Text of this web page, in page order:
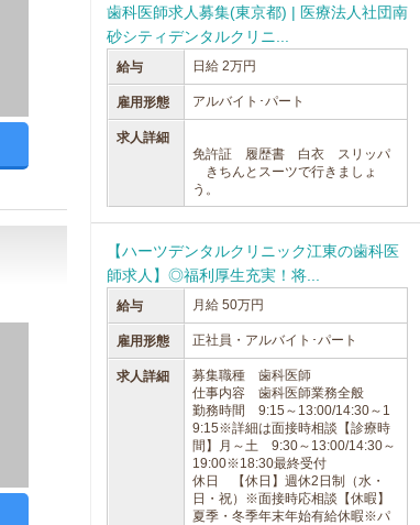
歯科医師求人募集(東京都) | 医療法人社団南
砂シティデンタルクリニ...
給与 日給 2万円
雇用形態 アルバイト･パート
求人詳細
免許証 履歴書 白衣 スリッパ
きちんとスーツで行きましょ
う。
【ハーツデンタルクリニック江東の歯科医
師求人】◎福利厚生充実！将...
給与 月給 50万円
雇用形態 正社員・アルバイト･パート
求人詳細
募集職種 歯科医師
仕事内容 歯科医師業務全般
勤務時間 9:15～13:00/14:30～1
9:15※詳細は面接時相談【診療時
間】月～土 9:30～13:00/14:30～
19:00※18:30最終受付
休日 【休日】週休2日制（水・
日・祝）※面接時応相談【休暇】
夏季・冬季年末年始有給休暇※パ